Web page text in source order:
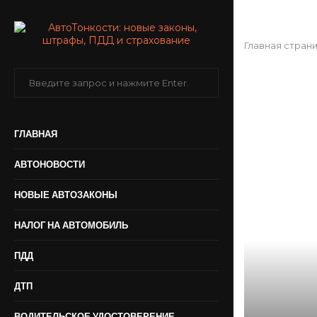
ГЛАВНАЯ
АВТОНОВОСТИ
НОВЫЕ АВТОЗАКОНЫ
НАЛОГ НА АВТОМОБИЛЬ
ПДД
ДТП
Главная